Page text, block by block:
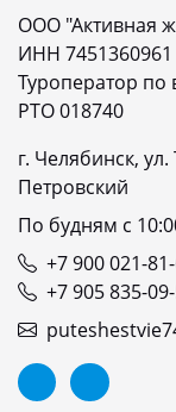
ООО "Активная
ИНН 7451360961
Туроператор по
РТО 018740
г. Челябинск,
Петровский
По будням с
+7 900 021-
+7 905 835-